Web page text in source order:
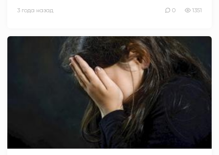
82,17 94,84
Вход / Регистрация
3 года назад 0 1351